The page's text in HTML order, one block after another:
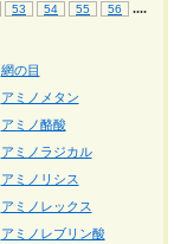
53 54 55 56 ....
網の目
アミノメタン
アミノ酪酸
アミノラジカル
アミノリシス
アミノレックス
アミノレブリン酸